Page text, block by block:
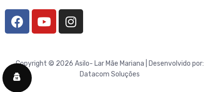
Copyright © 2026 Asilo- Lar Mãe Mariana | Desenvolvido por:
Datacom Soluções